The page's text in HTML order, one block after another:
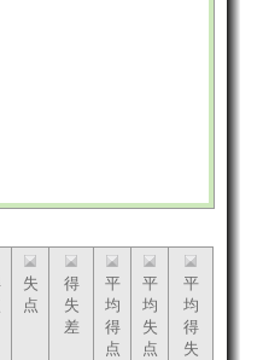
失
点
得
失
差
平
均
得
点
平
均
失
点
平
均
得
失